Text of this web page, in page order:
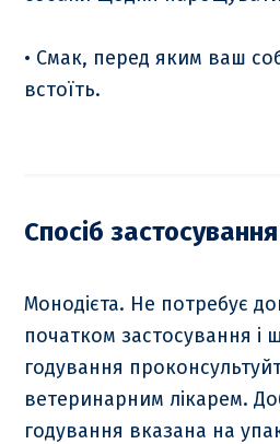
• Смак, перед яким ваш
встоїть.
Спосіб застосування
Монодієта. Не потребує
початком застосування і
годування
ветеринарним лікарем.
годування вказана на